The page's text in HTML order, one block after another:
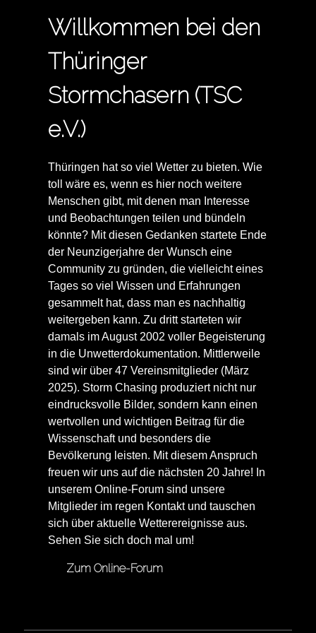
Willkommen bei den
Thüringer
Stormchasern (TSC
e.V.)
Thüringen hat so viel Wetter zu bieten. Wie
toll wäre es, wenn es hier noch weitere
Menschen gibt, mit denen man Interesse
und Beobachtungen teilen und bündeln
könnte? Mit diesen Gedanken startete Ende
der Neunzigerjahre der Wunsch eine
Community zu gründen, die vielleicht eines
Tages so viel Wissen und Erfahrungen
gesammelt hat, dass man es nachhaltig
weitergeben kann. Zu dritt starteten wir
damals im August 2002 voller Begeisterung
in die Unwetterdokumentation. Mittlerweile
sind wir über 47 Vereinsmitglieder (März
2025). Storm Chasing produziert nicht nur
eindrucksvolle Bilder, sondern kann einen
wertvollen und wichtigen Beitrag für die
Wissenschaft und besonders die
Bevölkerung leisten. Mit diesem Anspruch
freuen wir uns auf die nächsten 20 Jahre! In
unserem Online-Forum sind unsere
Mitglieder im regen Kontakt und tauschen
sich über aktuelle Wetterereignisse aus.
Sehen Sie sich doch mal um!
Zum Online-Forum